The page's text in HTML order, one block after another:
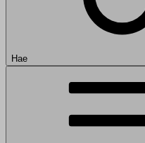
Hae